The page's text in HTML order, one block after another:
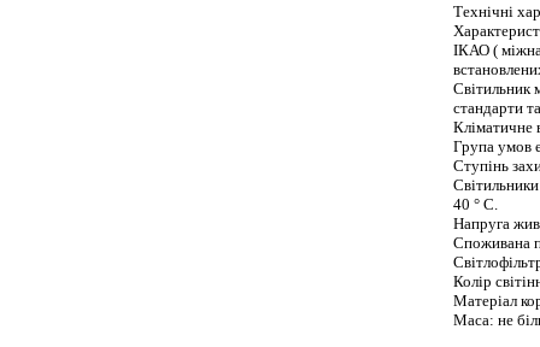
Технічні
ІКАО (
Світильник
стандарти
Група умов
Ступінь
40 ° С.
Напруга
Споживана
Колір
Матеріал
Маса: не